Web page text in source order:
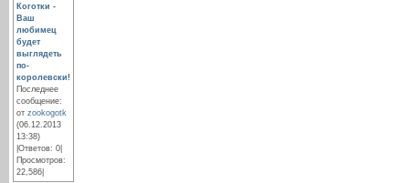
Коготки -
Ваш
любимец
будет
выглядеть
по-
королевски!
Последнее
сообщение:
от zookogotk
(06.12.2013
13:38)
|Ответов: 0|
Просмотров:
22,586|